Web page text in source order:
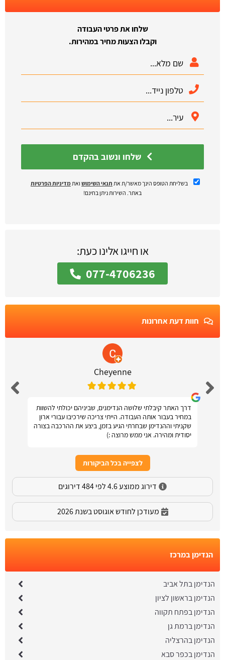
שלחו את פרטי העבודה
וקבלו הצעות מחיר במהירות.
בשליחת הטופס הינך מאשר/ת את תנאי השימוש ואת מדיניות הפרטיות
באתר. השירות ניתן בחינם!
או חייגו אלינו כעת:
077-4706236
חוות דעת אחרונות
Cheyenne
דרך האתר קיבלתי שלושה הנדימנים, שביניהם יכולתי להשוות
במחיר בעבור אותה העבודה. הייתי צריכה שירכיבו עבורי ארון
שקניתי וההנדימן שבחרתי הגיע בזמן, ביצע את ההרכבה בצורה
יסודית ומהירה. אני ממש מרוצה :)
לצפייה בכל הביקורות
דירוג ממוצע 4.6 לפי 484 דירוגים
מעודכן לחודש אוגוסט בשנת 2026
הנדימן במרכז
הנדימן בתל אביב
הנדימן בראשון לציון
הנדימן בפתח תקווה
הנדימן ברמת גן
הנדימן בהרצליה
הנדימן בכפר סבא